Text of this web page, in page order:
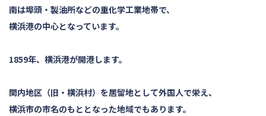
南は埠頭・製油所などの重化学工業地帯で、
横浜港の中心となっています。
1859年、横浜港が開港します。
関内地区（旧・横浜村）を居留地として外国人で栄え、
横浜市の市名のもととなった地域でもあります。